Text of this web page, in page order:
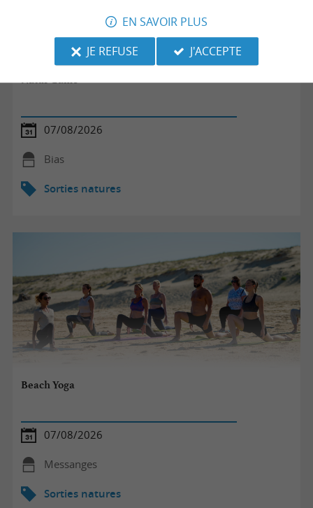
Natur'Game
07/08/2026
Bias
Sorties natures
Beach Yoga
07/08/2026
Messanges
Sorties natures
EN SAVOIR PLUS
JE REFUSE
J'ACCEPTE